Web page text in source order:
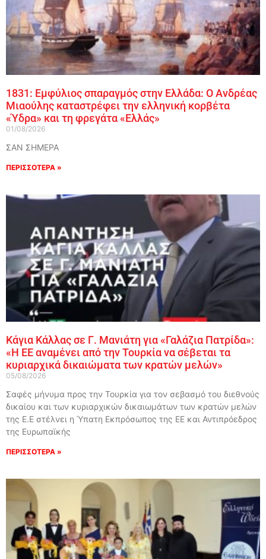
1831: Εμφύλιος σπαραγμός στην Ελλάδα: Ο Ανδρέας
Μιαούλης καταστρέφει την ελληνική κορβέτα
«Ύδρα» και τη φρεγάτα «Ελλάς»
01/08/2026
ΣΑΝ ΣΗΜΕΡΑ
ΠΕΡΙΣΣΟΤΕΡΑ »
Κάγια Κάλλας σε Γ. Μανιάτη για «Γαλάζια Πατρίδα»:
«Η ΕΕ αναμένει από την Τουρκία να σέβεται τα
κυριαρχικά δικαιώματα των κρατών μελών»
05/08/2026
Σαφές μήνυμα προς την Τουρκία για τον σεβασμό του διεθνούς
δικαίου και των κυριαρχικών δικαιωμάτων των κρατών μελών
της Ε.Ε στέλνει η Ύπατη Εκπρόσωπος της ΕΕ και Αντιπρόεδρος
της Ευρωπαϊκής
ΠΕΡΙΣΣΟΤΕΡΑ »